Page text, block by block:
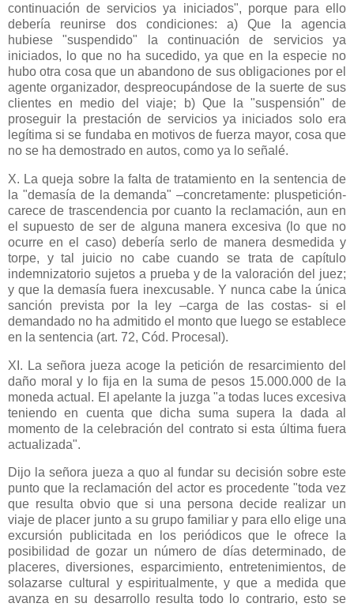
continuación de servicios ya iniciados", porque para ello
debería reunirse dos condiciones: a) Que la agencia
hubiese "suspendido" la continuación de servicios ya
iniciados, lo que no ha sucedido, ya que en la especie no
hubo otra cosa que un abandono de sus obligaciones por el
agente organizador, despreocupándose de la suerte de sus
clientes en medio del viaje; b) Que la "suspensión" de
proseguir la prestación de servicios ya iniciados solo era
legítima si se fundaba en motivos de fuerza mayor, cosa que
no se ha demostrado en autos, como ya lo señalé.
X. La queja sobre la falta de tratamiento en la sentencia de
la "demasía de la demanda" –concretamente: pluspetición-
carece de trascendencia por cuanto la reclamación, aun en
el supuesto de ser de alguna manera excesiva (lo que no
ocurre en el caso) debería serlo de manera desmedida y
torpe, y tal juicio no cabe cuando se trata de capítulo
indemnizatorio sujetos a prueba y de la valoración del juez;
y que la demasía fuera inexcusable. Y nunca cabe la única
sanción prevista por la ley –carga de las costas- si el
demandado no ha admitido el monto que luego se establece
en la sentencia (art. 72, Cód. Procesal).
XI. La señora jueza acoge la petición de resarcimiento del
daño moral y lo fija en la suma de pesos 15.000.000 de la
moneda actual. El apelante la juzga "a todas luces excesiva
teniendo en cuenta que dicha suma supera la dada al
momento de la celebración del contrato si esta última fuera
actualizada".
Dijo la señora jueza a quo al fundar su decisión sobre este
punto que la reclamación del actor es procedente "toda vez
que resulta obvio que si una persona decide realizar un
viaje de placer junto a su grupo familiar y para ello elige una
excursión publicitada en los periódicos que le ofrece la
posibilidad de gozar un número de días determinado, de
placeres, diversiones, esparcimiento, entretenimientos, de
solazarse cultural y espiritualmente, y que a medida que
avanza en su desarrollo resulta todo lo contrario, esto se